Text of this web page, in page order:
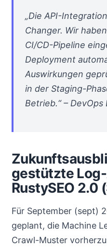
„Die API-
Changer. Wir
CI/CD-Pipeline
Deployment
Auswirkungen
in der Staging-
Betrieb.“ –
gestützte
RustySEO 2.0
Für September (sept)
geplant, die Machine
Crawl-Muster